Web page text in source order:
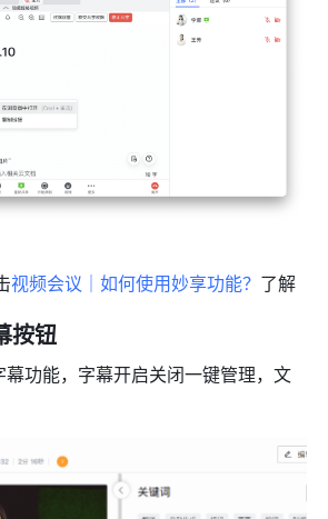
视频会议｜如何使用妙享功能？ 了解
按钮
幕功能，字幕开启关闭一键管理，文